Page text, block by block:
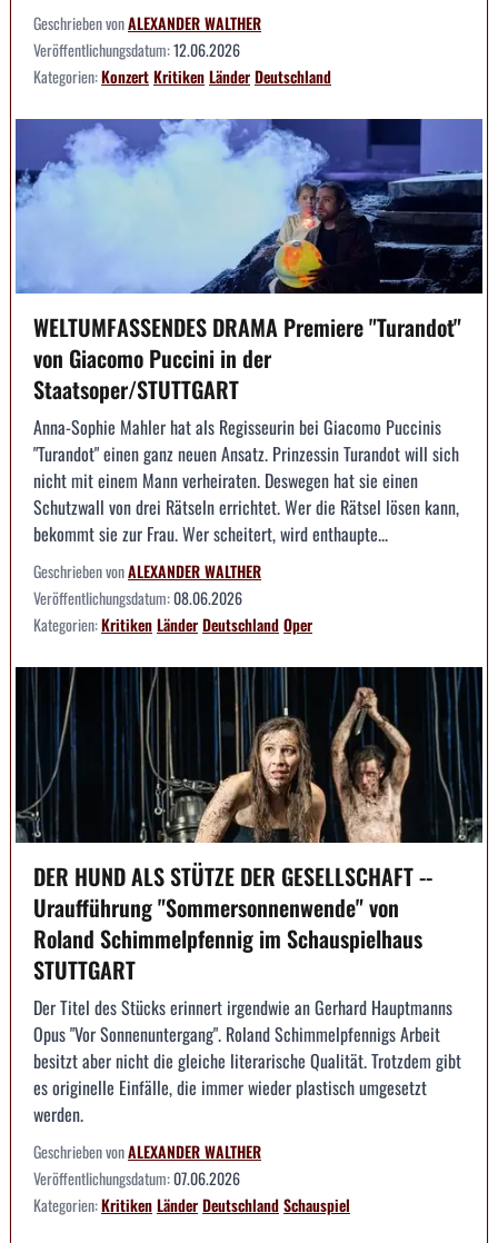
Geschrieben vonALEXANDER WALTHER
Veröffentlichungsdatum:12.06.2026
Kategorien:KonzertKritikenLänderDeutschland
WELTUMFASSENDES DRAMA Premiere "Turandot"
von Giacomo Puccini in der
Staatsoper/STUTTGART
Anna-Sophie Mahler hat als Regisseurin bei Giacomo Puccinis
"Turandot" einen ganz neuen Ansatz. Prinzessin Turandot will sich
nicht mit einem Mann verheiraten. Deswegen hat sie einen
Schutzwall von drei Rätseln errichtet. Wer die Rätsel lösen kann,
bekommt sie zur Frau. Wer scheitert, wird enthaupte...
Geschrieben vonALEXANDER WALTHER
Veröffentlichungsdatum:08.06.2026
Kategorien:KritikenLänderDeutschlandOper
DER HUND ALS STÜTZE DER GESELLSCHAFT --
Uraufführung "Sommersonnenwende" von
Roland Schimmelpfennig im Schauspielhaus
STUTTGART
Der Titel des Stücks erinnert irgendwie an Gerhard Hauptmanns
Opus "Vor Sonnenuntergang". Roland Schimmelpfennigs Arbeit
besitzt aber nicht die gleiche literarische Qualität. Trotzdem gibt
es originelle Einfälle, die immer wieder plastisch umgesetzt
werden.
Geschrieben vonALEXANDER WALTHER
Veröffentlichungsdatum:07.06.2026
Kategorien:KritikenLänderDeutschlandSchauspiel